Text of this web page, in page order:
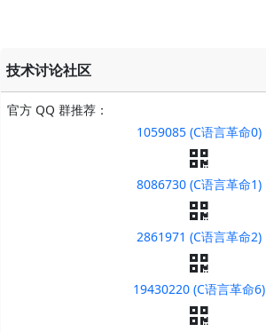
技术讨论社区
官方 QQ 群推荐：
1059085 (C语言革命0)
8086730 (C语言革命1)
2861971 (C语言革命2)
19430220 (C语言革命6)